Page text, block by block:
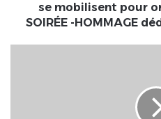
mobilisent
se mobilisent pour
SOIRÉE -HOMMAGE